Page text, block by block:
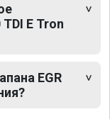
E Tron
EGR